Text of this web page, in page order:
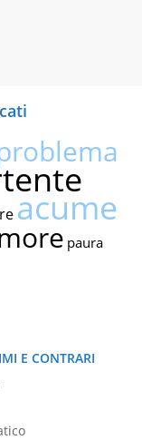
acume
paura
E CONTRARI